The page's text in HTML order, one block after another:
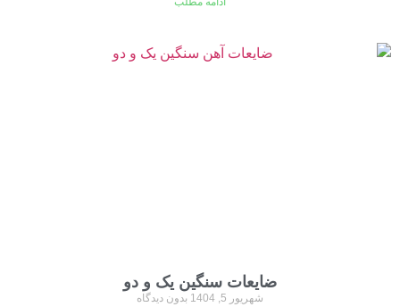
ضایعات سنگین یک و دو
شهریور 5, 1404 بدون دیدگاه